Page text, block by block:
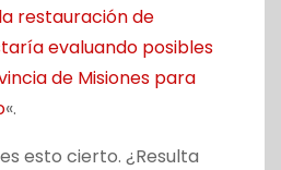
restauración de
evaluando posibles
de Misiones para
«.
esto cierto. ¿Resulta